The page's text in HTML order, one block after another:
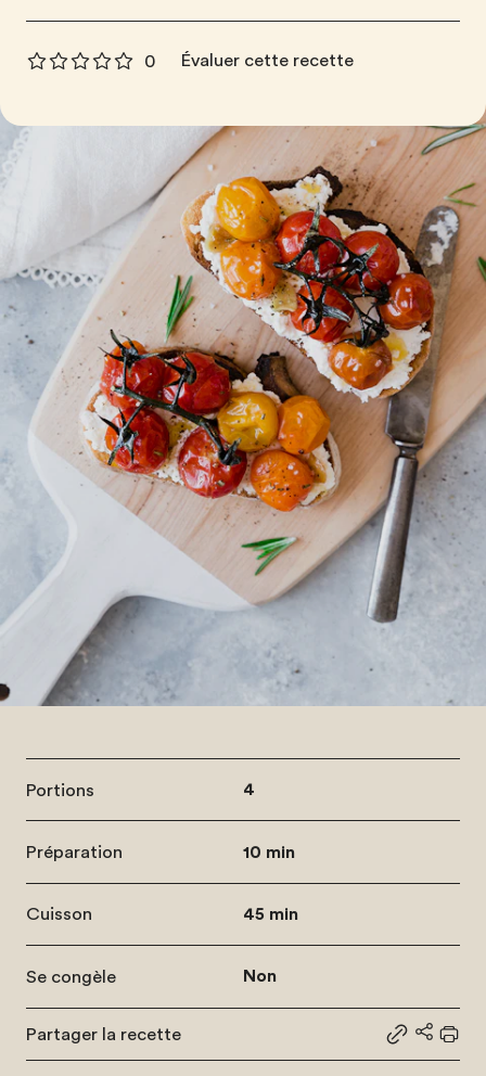
0 Évaluer cette recette
Portions 4
Préparation 10 min
Cuisson 45 min
Se congèle Non
Partager la recette
Partager